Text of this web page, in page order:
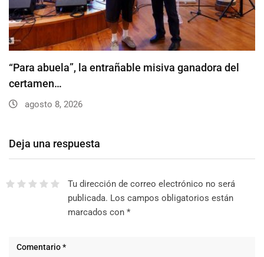
“Para abuela”, la entrañable misiva ganadora del
certamen…
agosto 8, 2026
Deja una respuesta
Tu dirección de correo electrónico no será
publicada. Los campos obligatorios están
marcados con *